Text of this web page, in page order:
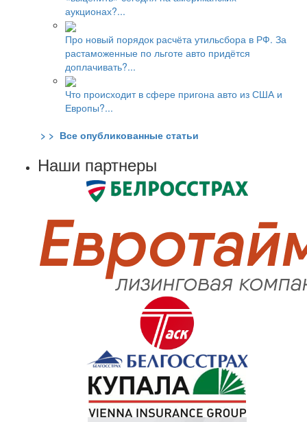
аукционах?...
Про новый порядок расчёта утильсбора в РФ. За
растаможенные по льготе авто придётся
доплачивать?...
Что происходит в сфере пригона авто из США и
Европы?...
> > Все опубликованные статьи
Наши партнеры